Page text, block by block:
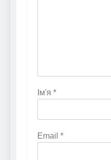
Ім'я *
Email *